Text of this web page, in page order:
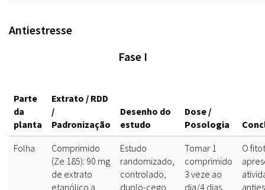
Antiestresse
Fase I
Parte
da
planta
Extrato / RDD
/
Padronização
Desenho do
estudo
Dose /
Posologia
Folha
Comprimido
(Ze 185): 90 mg
de extrato
etanólico a
Estudo
randomizado,
controlado,
duplo-cego
Tomar 1
comprimido
3 veze ao
dia/4 dias.
O